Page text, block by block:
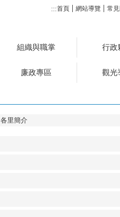
:::首頁 網站導覽 常
組織與職掌 行政
廉政專區 觀光
各里簡介